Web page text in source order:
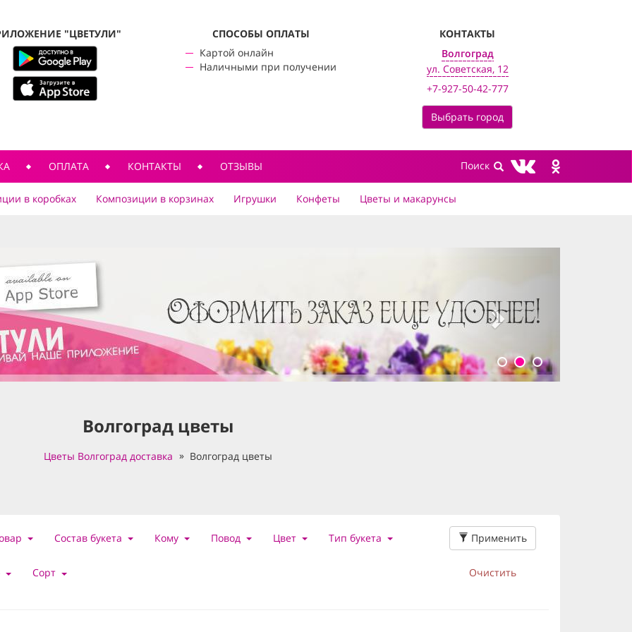
"ЦВЕТУЛИ"
CПОСОБЫ ОПЛАТЫ
Картой онлайн
Наличными при получении
КОНТАКТЫ
Волгоград
ул. Советская, 12
+7-927-50-42-777
Выбрать город
ОПЛАТА КОНТАКТЫ ОТЗЫВЫ
в коробках Композиции в корзинах Игрушки Конфеты Цветы и макарунсы
Волгоград цветы
Цветы Волгоград доставка Волгоград цветы
Состав букета Кому Повод Цвет Тип букета
Сорт
Применить
Очистить